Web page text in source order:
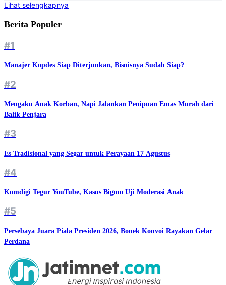
Lihat selengkapnya
Berita Populer
#1
Manajer Kopdes Siap Diterjunkan, Bisnisnya Sudah Siap?
#2
Mengaku Anak Korban, Napi Jalankan Penipuan Emas Murah dari
Balik Penjara
#3
Es Tradisional yang Segar untuk Perayaan 17 Agustus
#4
Komdigi Tegur YouTube, Kasus Bigmo Uji Moderasi Anak
#5
Persebaya Juara Piala Presiden 2026, Bonek Konvoi Rayakan Gelar
Perdana